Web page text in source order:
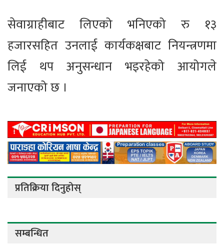
सेवाग्राहीबाट लिएको भनिएको रु १३
हजारसहित उनलाई कार्यकक्षबाट नियन्त्रणमा
लिई थप अनुसन्धान भइरहेको आयोगले
जनाएको छ ।
प्रतिक्रिया दिनुहोस्
सम्बन्धित